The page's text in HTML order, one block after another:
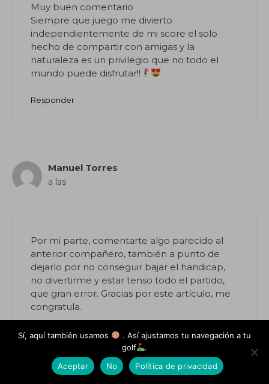
Muy buen comentario
Siempre que juego me divierto
independientemente de mi score el solo
hecho de compartir con amigas y la
naturaleza es un privilegio que no todo el
mundo puede disfrutar!!
Responder
Manuel Torres
a las
Por mi parte, comentarte algo parecido al
anterior compañero, también a punto de
dejarlo por no conseguir bajar el handicap,
no divertirme y estar tenso todo el partido,
que gran error. Gracias por este artículo, me
congratula.
Responder
Sí, aquí también usamos
. Así ajustamos tu navegación a tu
golf
.
Aceptar
No Política de privacidad